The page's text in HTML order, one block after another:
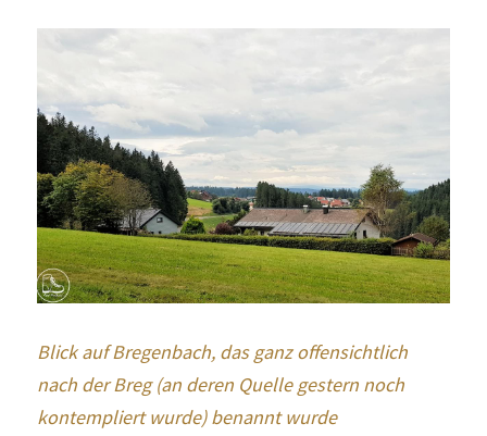
Blick auf Bregenbach, das ganz offensichtlich
nach der Breg (an deren Quelle gestern noch
kontempliert wurde) benannt wurde